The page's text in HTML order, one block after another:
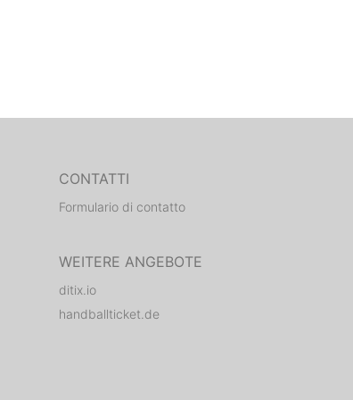
CONTATTI
Formulario di contatto
WEITERE ANGEBOTE
ditix.io
handballticket.de